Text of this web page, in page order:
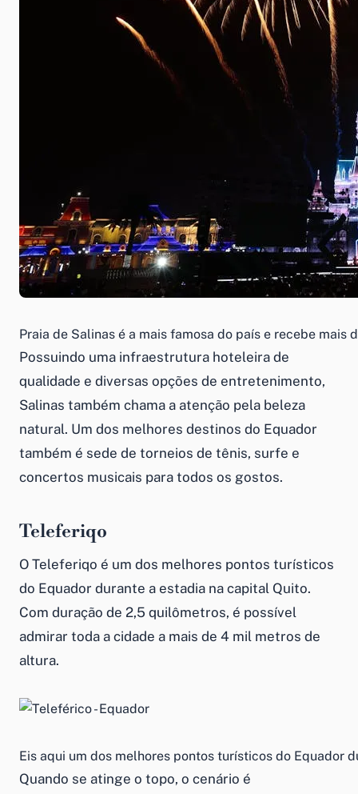
Praia de Salinas é a mais famosa do país e recebe mais
Possuindo uma infraestrutura hoteleira de
qualidade e diversas opções de entretenimento,
Salinas também chama a atenção pela beleza
natural. Um dos melhores destinos do Equador
também é sede de torneios de tênis, surfe e
concertos musicais para todos os gostos.
Teleferiqo
O Teleferiqo é um dos melhores pontos turísticos
do Equador durante a estadia na capital Quito.
Com duração de 2,5 quilômetros, é possível
admirar toda a cidade a mais de 4 mil metros de
altura.
Eis aqui um dos melhores pontos turísticos do Equador
Quando se atinge o topo, o cenário é